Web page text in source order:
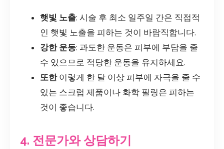
햇빛 노출: 시술 후 최소 일주일 간은 직접적
인 햇빛 노출을 피하는 것이 바람직합니다.
강한 운동: 과도한 운동은 피부에 부담을 줄
수 있으므로 적당한 운동을 유지하세요.
또한이렇게 한 달 이상 피부에 자극을 줄 수
있는 스크럽 제품이나 화학 필링은 피하는
것이 좋습니다.
4. 전문가와 상담하기